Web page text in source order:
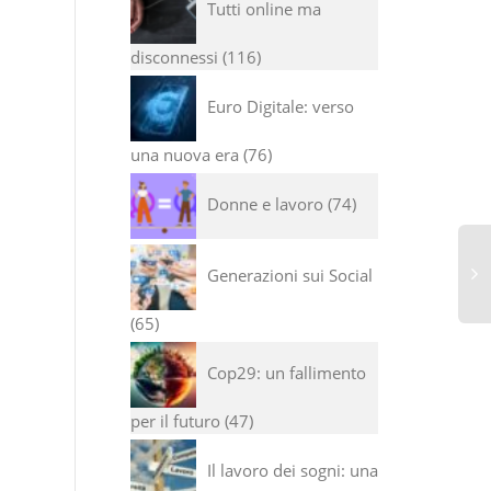
Tutti online ma
disconnessi 116
Euro Digitale: verso
una nuova era 76
Donne e lavoro 74
Generazioni sui Social
65
Cop29: un fallimento
per il futuro 47
Il lavoro dei sogni: una